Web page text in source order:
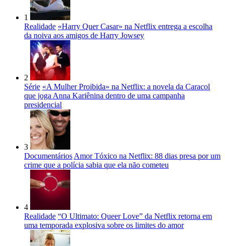
1
Realidade «Harry Quer Casar» na Netflix entrega a escolha
da noiva aos amigos de Harry Jowsey
2
Série «A Mulher Proibida» na Netflix: a novela da Caracol
que joga Anna Kariênina dentro de uma campanha
presidencial
3
Documentários Amor Tóxico na Netflix: 88 dias presa por um
crime que a polícia sabia que ela não cometeu
4
Realidade “O Ultimato: Queer Love” da Netflix retorna em
uma temporada explosiva sobre os limites do amor